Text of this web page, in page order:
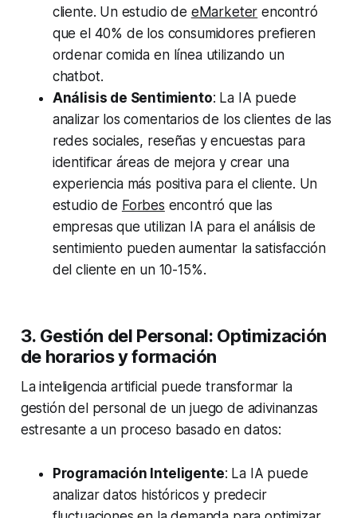
cliente. Un estudio de eMarketer encontró
que el 40% de los consumidores prefieren
ordenar comida en línea utilizando un
chatbot.
Análisis de Sentimiento: La IA puede
analizar los comentarios de los clientes de las
redes sociales, reseñas y encuestas para
identificar áreas de mejora y crear una
experiencia más positiva para el cliente. Un
estudio de Forbes encontró que las
empresas que utilizan IA para el análisis de
sentimiento pueden aumentar la satisfacción
del cliente en un 10-15%.
3. Gestión del Personal: Optimización
de horarios y formación
La inteligencia artificial puede transformar la
gestión del personal de un juego de adivinanzas
estresante a un proceso basado en datos:
Programación Inteligente: La IA puede
analizar datos históricos y predecir